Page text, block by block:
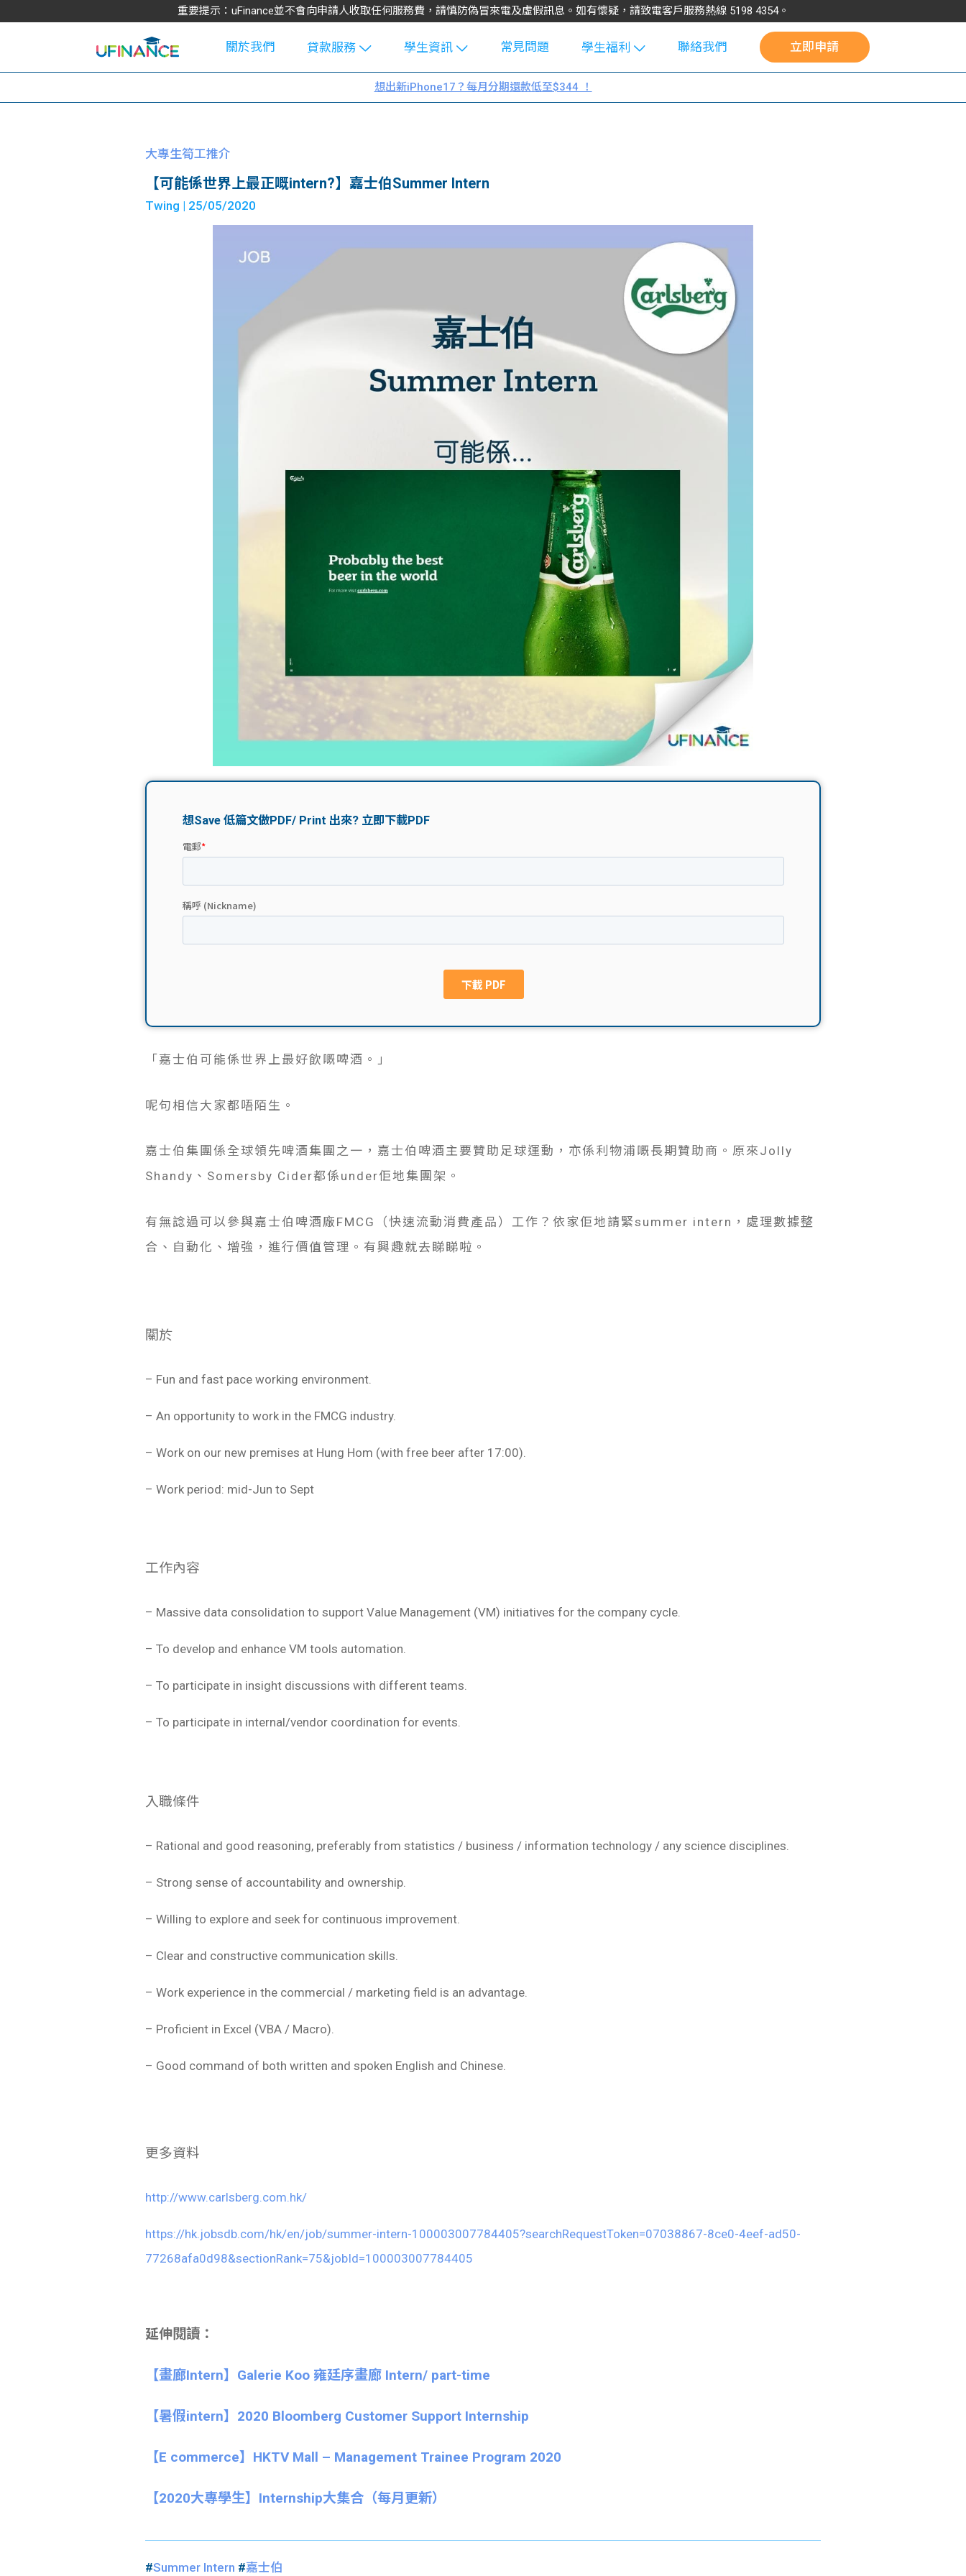
重要提示：uFinance並不會向申請人收取任何服務費，請慎防偽冒來電及虛假訊息。如有懷疑，請致電客戶服務熱線 5198 4354。
關於我們
貸款服務
學生貸款
大學生學費
機
學生資訊
Blog
大專生筍
Exchang
學生貸款
101
常見問題
學生福利
uFinance 校
園贊助
聯絡我們 立即申請
想出新iPhone17？每月分期還款低至$344 ！
大專生筍工推介
【可能係世界上最正嘅intern?】嘉士伯Summer Intern
Twing | 25/05/2020
「嘉士伯可能係世界上最好飲嘅啤酒。」
呢句相信大家都唔陌生。
嘉士伯集團係全球領先啤酒集團之一，嘉士伯啤酒主要贊助足球運動，亦係 利物浦嘅長期贊助商。原來Jolly
Shandy、Somersby Cider都係under佢地集團架。
有無諗過可以參與嘉士伯啤酒廠FMCG（快速流動消費產品）工作？依家佢地請緊summer intern，處理數據整
合、自動化、增強，進行價值管理。有興趣就去睇睇啦。
關於
– Fun and fast pace working environment.
– An opportunity to work in the FMCG industry.
– Work on our new premises at Hung Hom (with free beer after 17:00).
– Work period: mid-Jun to Sept
工作內容
– Massive data consolidation to support Value Management (VM) initiatives for the company cycle.
– To develop and enhance VM tools automation.
– To participate in insight discussions with different teams.
– To participate in internal/vendor coordination for events.
入職條件
– Rational and good reasoning, preferably from statistics / business / information technology / any science disciplines.
– Strong sense of accountability and ownership.
– Willing to explore and seek for continuous improvement.
– Clear and constructive communication skills.
– Work experience in the commercial / marketing field is an advantage.
– Proficient in Excel (VBA / Macro).
– Good command of both written and spoken English and Chinese.
更多資料
http://www.carlsberg.com.hk/
https://hk.jobsdb.com/hk/en/job/summer-intern-100003007784405?searchRequestToken=07038867-8ce0-4eef-ad50-
77268afa0d98&sectionRank=75&jobId=100003007784405
延伸閱讀：
【畫廊Intern】Galerie Koo 雍廷序畫廊 Intern/ part-time
【暑假intern】2020 Bloomberg Customer Support Internship
【E commerce】HKTV Mall – Management Trainee Program 2020
【2020大專學生】 Internship大集合（每月更新）
#Summer Intern #嘉士伯